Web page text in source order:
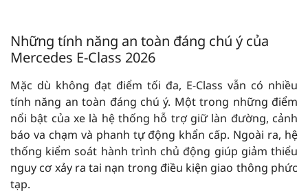
Những tính năng an toàn đáng chú ý của
Mercedes E-Class 2026
Mặc dù không đạt điểm tối đa, E-Class vẫn có nhiều
tính năng an toàn đáng chú ý. Một trong những điểm
nổi bật của xe là hệ thống hỗ trợ giữ làn đường, cảnh
báo va chạm và phanh tự động khẩn cấp. Ngoài ra, hệ
thống kiểm soát hành trình chủ động giúp giảm thiểu
nguy cơ xảy ra tai nạn trong điều kiện giao thông phức
tạp.